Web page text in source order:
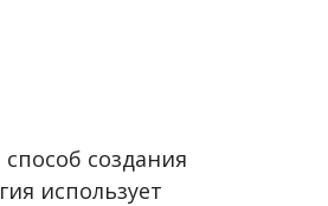
создания
использует